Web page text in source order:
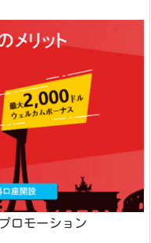
ロモーション